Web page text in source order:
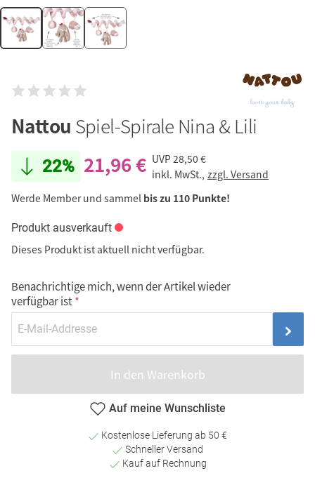
Nattou Spiel-Spirale Nina & Lili
22% 21,96 € UVP28,50 €
inkl. MwSt., zzgl. Versand
Werde Member und sammel bis zu 110 Punkte!
Produkt ausverkauft
Dieses Produkt ist aktuell nicht verfügbar.
Benachrichtige mich, wenn der Artikel wieder
verfügbar ist
In den Warenkorb
Auf meine Wunschliste
Kostenlose Lieferung ab 50 €
Schneller Versand
Kauf auf Rechnung